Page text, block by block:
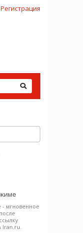
Регистрация
- мгновенное
Iran.ru.